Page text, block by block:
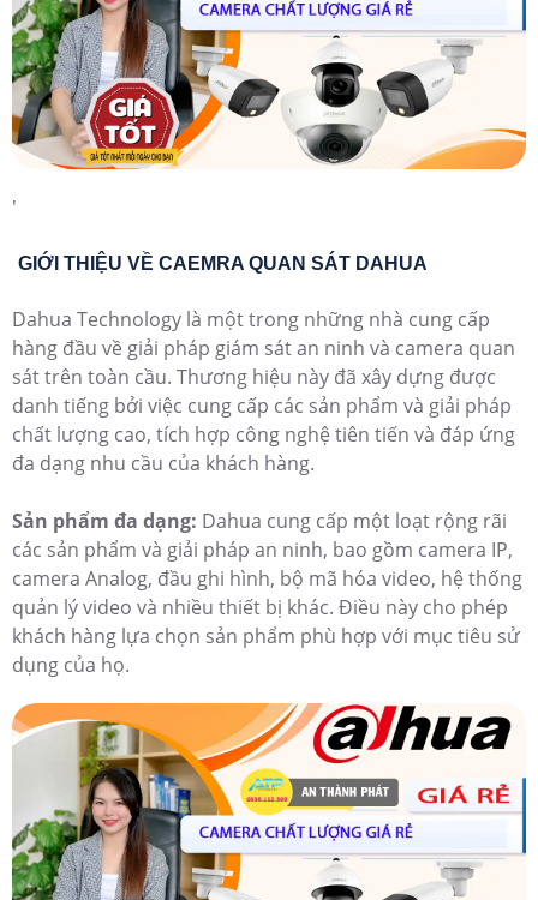
'
GIỚI THIỆU VỀ CAEMRA QUAN SÁT DAHUA
Dahua Technology là một trong những nhà cung cấp
hàng đầu về giải pháp giám sát an ninh và camera quan
sát trên toàn cầu. Thương hiệu này đã xây dựng được
danh tiếng bởi việc cung cấp các sản phẩm và giải pháp
chất lượng cao, tích hợp công nghệ tiên tiến và đáp ứng
đa dạng nhu cầu của khách hàng.
Sản phẩm đa dạng: Dahua cung cấp một loạt rộng rãi
các sản phẩm và giải pháp an ninh, bao gồm camera IP,
camera Analog, đầu ghi hình, bộ mã hóa video, hệ thống
quản lý video và nhiều thiết bị khác. Điều này cho phép
khách hàng lựa chọn sản phẩm phù hợp với mục tiêu sử
dụng của họ.